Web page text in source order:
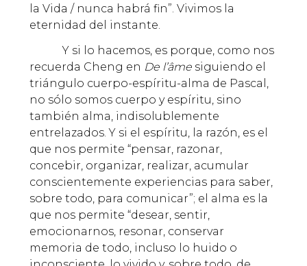
la Vida / nunca habrá fin”. Vivimos la
eternidad del instante.
Y si lo hacemos, es porque, como nos
recuerda Cheng en De l’âmesiguiendo el
triángulo cuerpo-espíritu-alma de Pascal,
no sólo somos cuerpo y espíritu, sino
también alma, indisolublemente
entrelazados. Y si el espíritu, la razón, es el
que nos permite “pensar, razonar,
concebir, organizar, realizar, acumular
conscientemente experiencias para saber,
sobre todo, para comunicar”; el alma es la
que nos permite “desear, sentir,
emocionarnos, resonar, conservar
memoria de todo, incluso lo huido o